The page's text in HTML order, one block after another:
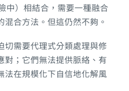
中）相結合，需要一種融合
合方法。但這仍然不夠。
切需要代理式分類處理與修
對；它們無法提供脈絡、有
法在規模化下自信地化解風